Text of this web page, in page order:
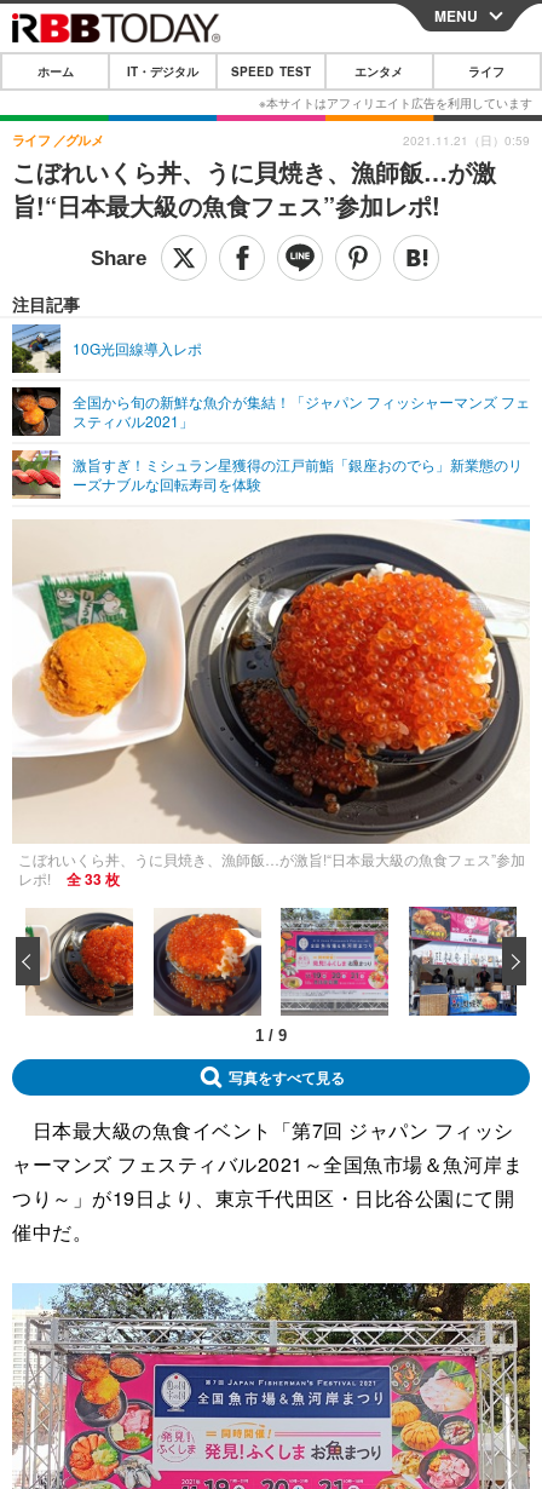
CLOSE
ホーム
IT・デジタル
IT・デジタルTOP スマートフォン
ショッピング その他
SPEED TEST
エンタメTOP 映画・ドラマ
グラビア
ショッピング その他
ライフTOP
その他
リリース一覧
プッシュ通知の停止方法
MENU
ホーム IT・デジタル SPEED TEST エンタメ ライフ
こぼれいくら丼、うに貝焼き、漁師飯…が激
旨!“日本最大級の魚食フェス”参加レポ!
ライフ グルメ
注目記事
10G光回線導入レポ
全国から旬の新鮮な魚介が集結！「ジャパン フィッシャーマンズ フェ
スティバル2021」
激旨すぎ！ミシュラン星獲得の江戸前鮨「銀座おのでら」新業態のリ
ーズナブルな回転寿司を体験
2021.11.21（日）0:59
こぼれいくら丼、うに貝焼き、漁師飯…が激旨!“日本最大級の魚食フェス”参加
レポ!
全 33 枚
1 / 9
‹
写真をすべて見る
日本最大級の魚食イベント「第7回 ジャパン フィッシ
ャーマンズ フェスティバル2021～全国魚市場＆魚河岸ま
つり～」が19日より、東京千代田区・日比谷公園にて開
催中だ。